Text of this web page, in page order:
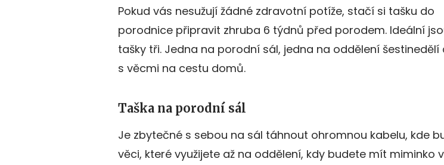
Pokud vás nesužují žádné zdravotní potíže, stačí si tašku do
porodnice připravit zhruba 6 týdnů před porodem. Ideální
tašky tři. Jedna na porodní sál, jedna na oddělení šestinedělí
s věcmi na cestu domů.
Taška na porodní sál
Je zbytečné s sebou na sál táhnout ohromnou kabelu, kde
věci, které využijete až na oddělení, kdy budete mít miminko